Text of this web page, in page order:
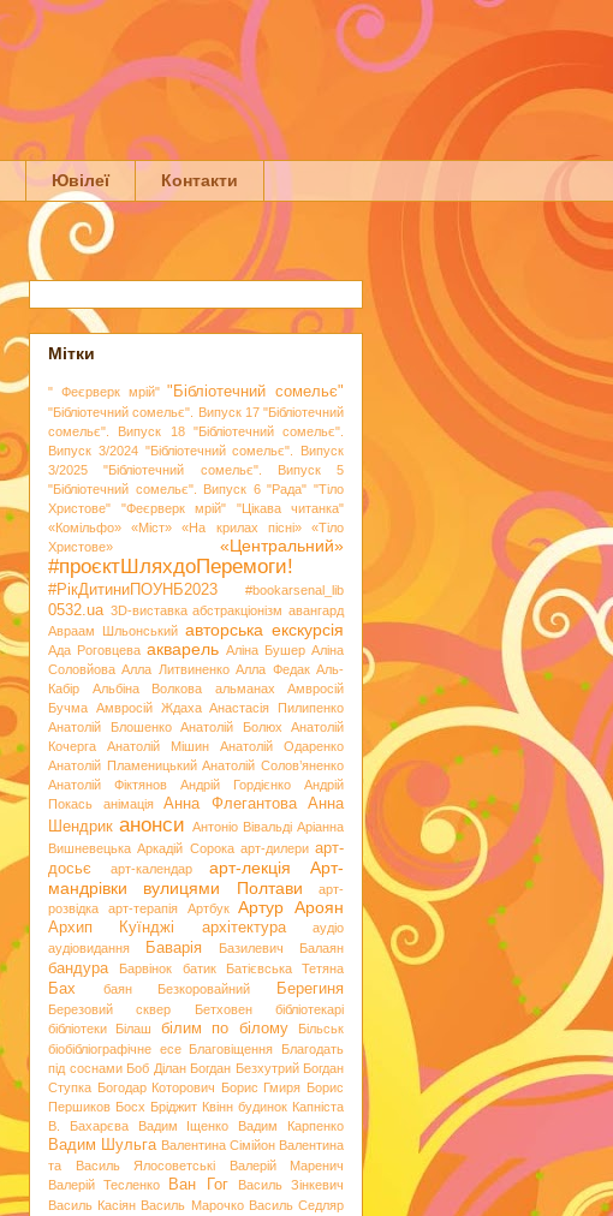
Ювілеї Контакти
Мітки
" Феєрверк мрій" "Бібліотечний сомельє"
"Бібліотечний сомельє". Випуск 17 "Бібліотечний
сомельє". Випуск 18
"Бібліотечний сомельє".
Випуск 3/2024 "Бібліотечний сомельє". Випуск
3/2025
"Бібліотечний сомельє". Випуск 5
"Бібліотечний сомельє". Випуск 6 "Рада" "Тіло
Христове"
"Феєрверк мрій"
"Цікава читанка"
«Комільфо»
«Міст» «На крилах пісні»
«Тіло
Христове»
«Центральний»
#проєктШляхдоПеремоги!
#РікДитиниПОУНБ2023 #bookarsenal_lib
0532.ua 3D-виставка абстракціонізм авангард
Авраам Шльонський авторська екскурсія
Ада Роговцева акварель Аліна Бушер Аліна
Соловйова Алла Литвиненко Алла Федак Аль-
Кабір
Альбіна Волкова альманах
Амвросій
Бучма Амвросій Ждаха Анастасія Пилипенко
Анатолій Блошенко
Анатолій Болюх
Анатолій
Кочерга
Анатолій Мішин
Анатолій Одаренко
Анатолій Пламеницький Анатолій Солов’яненко
Анатолій Фіктянов
Андрій Гордієнко
Андрій
Покась
анімація Анна Флегантова
Анна
Шендрик анонси Антоніо Вівальді Аріанна
Вишневецька Аркадій Сорока арт-дилери арт-
досьє
арт-календар арт-лекція
Арт-
мандрівки вулицями Полтави
арт-
розвідка
арт-терапія Артбук Артур Ароян
Архип Куїнджі архітектура
аудіо
аудіовидання
Баварія Базилевич Балаян
бандура Барвінок батик Батієвська Тетяна
Бах баян Безкоровайний Берегиня
Березовий сквер Бетховен
бібліотекарі
бібліотеки
Білаш білим по білому
Більськ
біобібліографічне есе
Благовіщення
Благодать
під соснами Боб Ділан Богдан Безхутрий Богдан
Ступка Богодар Которович Борис Гмиря Борис
Першиков Босх Бріджит Квінн будинок Капніста
В. Бахарєва
Вадим Іщенко Вадим Карпенко
Вадим Шульга Валентина Сімійон Валентина
та Василь Ялосоветські
Валерій Маренич
Валерій Тесленко
Ван Гог
Василь Зінкевич
Василь Касіян Василь Марочко Василь Седляр